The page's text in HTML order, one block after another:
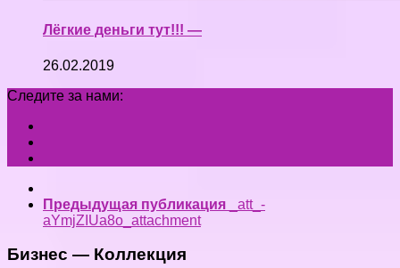
Лёгкие деньги тут!!! —
26.02.2019
Следите за нами:
Предыдущая публикация
_att_-
aYmjZIUa8o_attachment
Бизнес — Коллекция